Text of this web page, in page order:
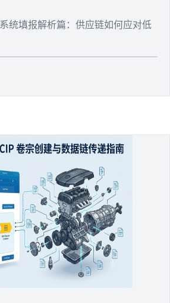
统填报解析篇：供应链如何应对低